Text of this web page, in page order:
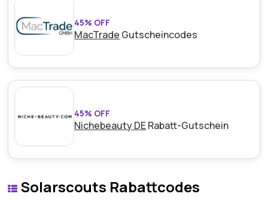
45% OFF
MacTrade Gutscheincodes
45% OFF
Nichebeauty DERabatt-Gutschein
Solarscouts Rabattcodes